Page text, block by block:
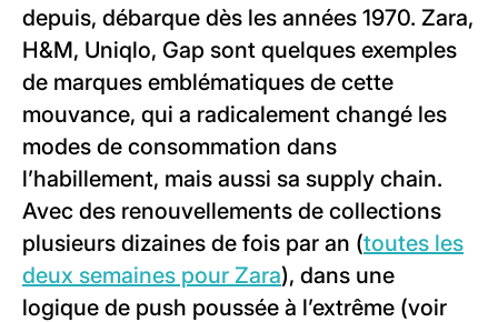
depuis, débarque dès les années 1970. Zara,
H&M, Uniqlo, Gap sont quelques exemples
de marques emblématiques de cette
mouvance, qui a radicalement changé les
modes de consommation dans
l’habillement, mais aussi sa supply chain.
Avec des renouvellements de collections
plusieurs dizaines de fois par an (toutes les
deux semaines pour Zara), dans une
logique de push poussée à l’extrême (voir